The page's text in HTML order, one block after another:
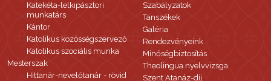
Katekéta-lelkipásztori
munkatárs
Kántor
Katolikus közösségszervező
Katolikus szociális munka
Mesterszak
Hittanár-nevelőtanár - rövid
Szabályzatok
Tanszékek
Galéria
Rendezvényeink
Minőségbiztosítás
Theolingua nyelvvizsga
Szent Atanáz-díj